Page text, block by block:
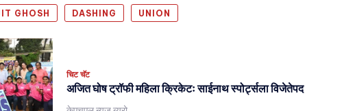
GHOSH DASHING UNION
चिट चॅट
अजित घोष ट्रॉफी महिला क्रिकेटः साईनाथ स्पोर्ट्सला विजेतेपद